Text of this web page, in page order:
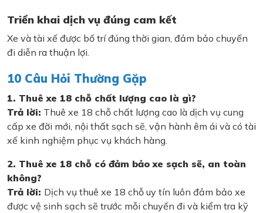
Triển khai dịch vụ đúng cam kết
Xe và tài xế được bố trí đúng thời gian, đảm bảo chuyến
đi diễn ra thuận lợi.
10 Câu Hỏi Thường Gặp
1. Thuê xe 18 chỗ chất lượng cao là gì?
Trả lời: Thuê xe 18 chỗ chất lượng cao là dịch vụ cung
cấp xe đời mới, nội thất sạch sẽ, vận hành êm ái và có tài
xế kinh nghiệm phục vụ khách hàng.
2. Thuê xe 18 chỗ có đảm bảo xe sạch sẽ, an toàn
không?
Trả lời: Dịch vụ thuê xe 18 chỗ uy tín luôn đảm bảo xe
được vệ sinh sạch sẽ trước mỗi chuyến đi và kiểm tra kỹ